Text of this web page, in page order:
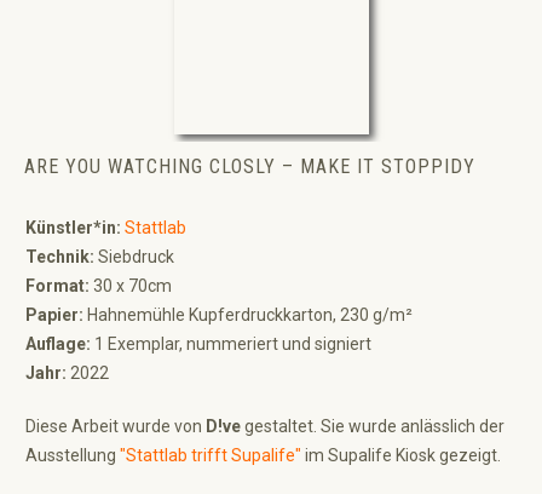
ARE YOU WATCHING CLOSLY – MAKE IT STOPPIDY
Künstler*in: Stattlab
Technik: Siebdruck
Format: 30 x 70cm
Papier: Hahnemühle Kupferdruckkarton, 230 g/m²
Auflage: 1 Exemplar, nummeriert und signiert
Jahr: 2022
Diese Arbeit wurde von D!vegestaltet. Sie wurde anlässlich der
Ausstellung "Stattlab trifft Supalife" im Supalife Kiosk gezeigt.